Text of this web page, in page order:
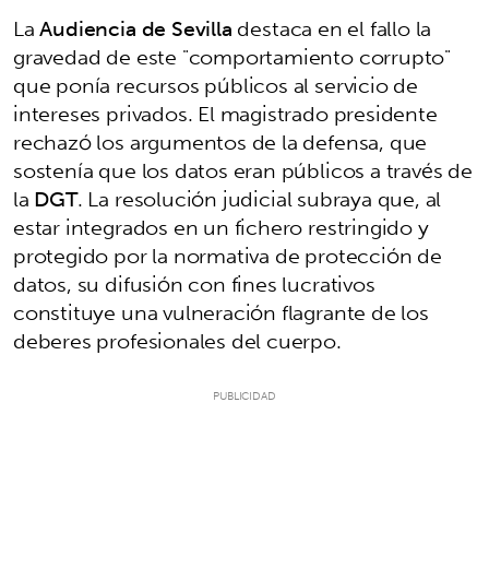
LaAudiencia de Sevilladestaca en el fallo la
gravedad de este "comportamiento corrupto"
que ponía recursos públicos al servicio de
intereses privados. El magistrado presidente
rechazó los argumentos de la defensa, que
sostenía que los datos eran públicos a través de
laDGT. La resolución judicial subraya que, al
estar integrados en un fichero restringido y
protegido por la normativa de protección de
datos, su difusión con fines lucrativos
constituye una vulneración flagrante de los
deberes profesionales del cuerpo.